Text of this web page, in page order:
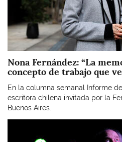
Nona Fernández: “La
concepto de trabajo que
En la columna semanal Informe
escritora chilena invitada por la
Buenos Aires.